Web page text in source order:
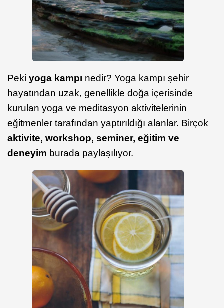
Peki yoga kampı nedir? Yoga kampı şehir
hayatından uzak, genellikle doğa içerisinde
kurulan yoga ve meditasyon aktivitelerinin
eğitmenler tarafından yaptırıldığı alanlar. Birçok
aktivite, workshop, seminer, eğitim ve
deneyim burada paylaşılıyor.